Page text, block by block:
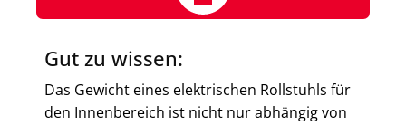
Gut zu wissen:
Das Gewicht eines elektrischen Rollstuhls für
den Innenbereich ist nicht nur abhängig von